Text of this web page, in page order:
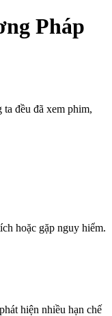
Pháp
đều đã xem phim,
hoặc gặp nguy hiểm.
hiện nhiều hạn chế